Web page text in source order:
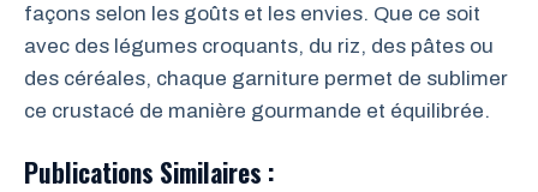
façons selon les goûts et les envies. Que ce soit
avec des légumes croquants, du riz, des pâtes ou
des céréales, chaque garniture permet de sublimer
ce crustacé de manière gourmande et équilibrée.
Publications Similaires :